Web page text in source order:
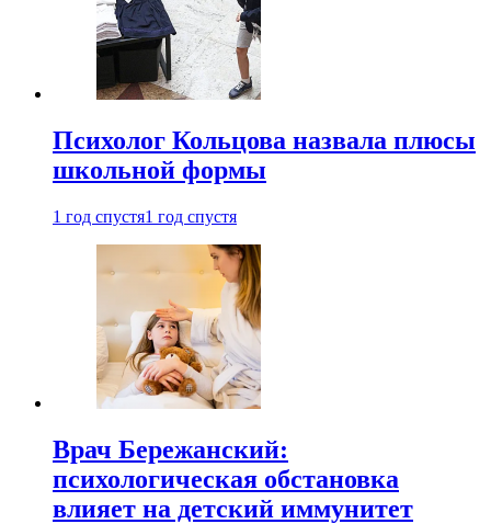
Психолог Кольцова назвала плюсы
школьной формы
1 год спустя1 год спустя
Врач Бережанский:
психологическая обстановка
влияет на детский иммунитет